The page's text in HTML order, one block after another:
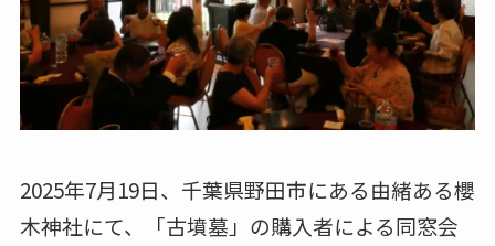
2025年7月19日、千葉県野田市にある由緒ある櫻
木神社にて、「古墳墓」の購入者による同窓会